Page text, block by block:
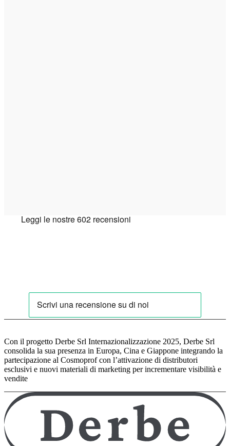
Con il progetto Derbe Srl Internazionalizzazione 2025, Derbe Srl
consolida la sua presenza in Europa, Cina e Giappone integrando la
partecipazione al Cosmoprof con l’attivazione di distributori
esclusivi e nuovi materiali di marketing per incrementare visibilità e
vendite